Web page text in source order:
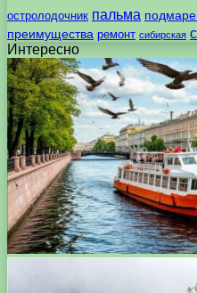
остролодочник пальма
преимущества ремонт сибирская
Интересно